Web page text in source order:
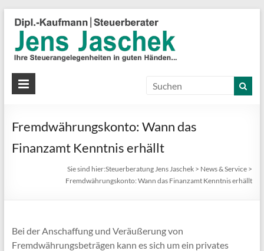
Fremdwährungskonto: Wann das
Finanzamt Kenntnis erhällt
Sie sind hier:Steuerberatung Jens Jaschek > News & Service >
Fremdwährungskonto: Wann das Finanzamt Kenntnis erhällt
Bei der Anschaffung und Veräußerung von
Fremdwährungsbeträgen kann es sich um ein privates